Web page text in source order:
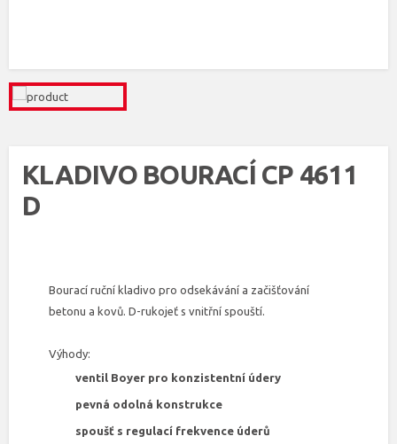
KLADIVO BOURACÍ CP 4611
D
Bourací ruční kladivo pro odsekávání a začišťování
betonu a kovů. D-rukojeť s vnitřní spouští.
Výhody:
ventil Boyer pro konzistentní údery
pevná odolná konstrukce
spoušť s regulací frekvence úderů